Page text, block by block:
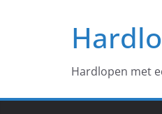
Hardlopen met